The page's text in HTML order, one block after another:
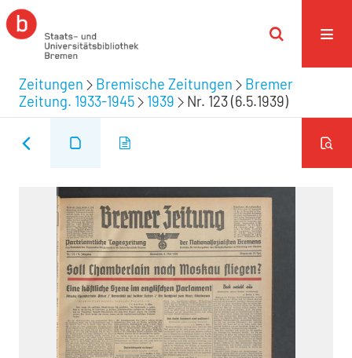
Zeitungen Bremische Zeitungen
Bremer
Zeitung. 1933-1945
1939 Nr. 123 (6.5.1939)